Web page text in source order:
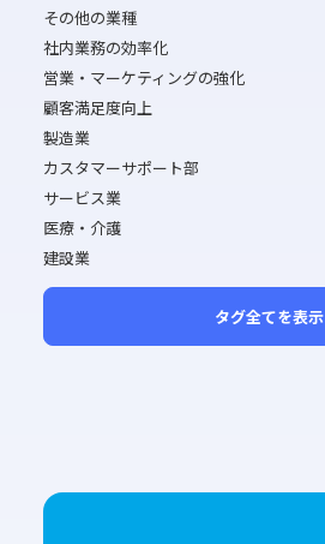
その他の業種
社内業務の効率化
営業・マーケティングの強化
顧客満足度向上
製造業
カスタマーサポート部
サービス業
医療・介護
建設業
タグ全てを表示